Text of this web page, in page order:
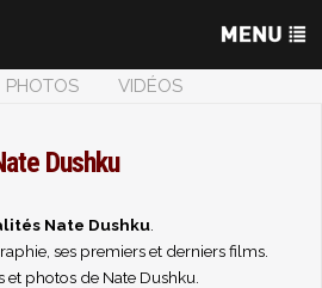
PHOTOS
VIDÉOS
Dushku
Nate Dushku
ses premiers et derniers films.
et photos de Nate Dushku.